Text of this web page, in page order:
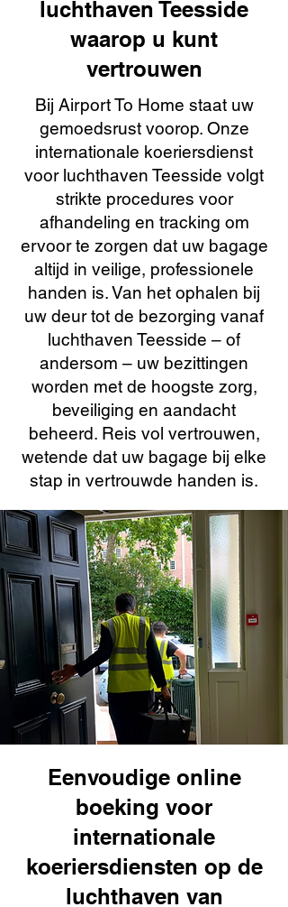
luchthaven Teesside
waarop u kunt
vertrouwen
Bij Airport To Home staat uw
gemoedsrust voorop. Onze
internationale koeriersdienst
voor luchthaven Teesside volgt
strikte procedures voor
afhandeling en tracking om
ervoor te zorgen dat uw bagage
altijd in veilige, professionele
handen is. Van het ophalen bij
uw deur tot de bezorging vanaf
luchthaven Teesside – of
andersom – uw bezittingen
worden met de hoogste zorg,
beveiliging en aandacht
beheerd. Reis vol vertrouwen,
wetende dat uw bagage bij elke
stap in vertrouwde handen is.
Eenvoudige online
boeking voor
internationale
koeriersdiensten op de
luchthaven van